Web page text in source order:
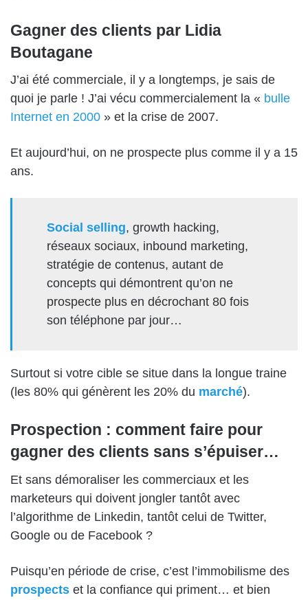
Gagner des clients par Lidia
Boutagane
J’ai été commerciale, il y a longtemps, je sais de
quoi je parle ! J’ai vécu commercialement la « bulle
Internet en 2000 » et la crise de 2007.
Et aujourd’hui, on ne prospecte plus comme il y a 15
ans.
Social selling, growth hacking,
réseaux sociaux, inbound marketing,
stratégie de contenus, autant de
concepts qui démontrent qu’on ne
prospecte plus en décrochant 80 fois
son téléphone par jour…
Surtout si votre cible se situe dans la longue traine
(les 80% qui génèrent les 20% du marché).
Prospection : comment faire pour
gagner des clients sans s’épuiser…
Et sans démoraliser les commerciaux et les
marketeurs qui doivent jongler tantôt avec
l’algorithme de Linkedin, tantôt celui de Twitter,
Google ou de Facebook ?
Puisqu’en période de crise, c’est l’immobilisme des
prospects et la confiance qui priment… et bien